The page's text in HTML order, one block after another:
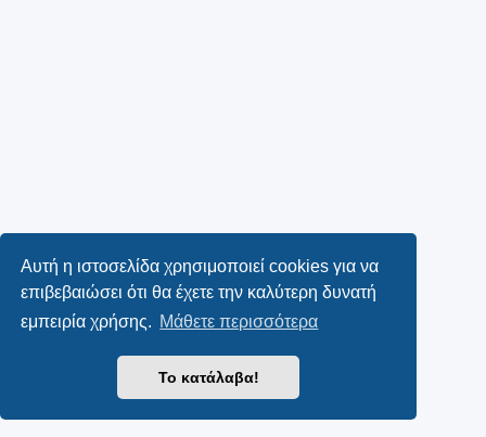
Αυτή η ιστοσελίδα χρησιμοποιεί cookies για να
επιβεβαιώσει ότι θα έχετε την καλύτερη δυνατή
εμπειρία χρήσης. Μάθετε περισσότερα
Το κατάλαβα!